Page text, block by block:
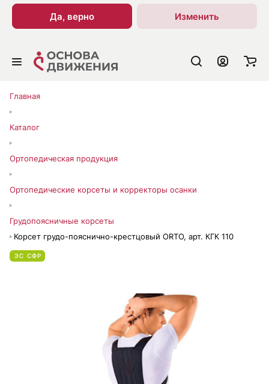
Да, верно Изменить
Главная
Каталог
Ортопедическая продукция
Ортопедические корсеты и корректоры осанки
Грудопоясничные корсеты
Корсет грудо-пояснично-крестцовый ORTO, арт. КГК 110
ЭС СФР